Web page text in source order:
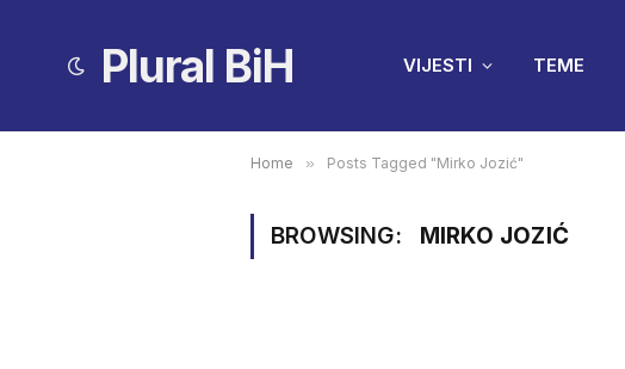
Plural BiH VIJESTI TEME
Home » Posts Tagged "Mirko Jozić"
BROWSING: MIRKO JOZIĆ